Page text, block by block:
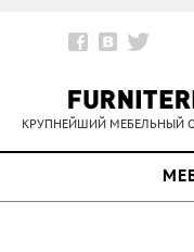
КРУПНЕЙШИЙ МЕБЕЛЬНЫЙ